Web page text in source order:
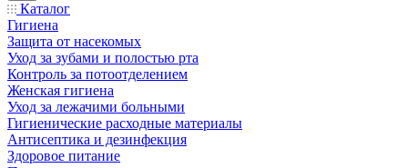
Каталог
Гигиена
Защита от насекомых
Уход за зубами и полостью рта
Контроль за потоотделением
Женская гигиена
Уход за лежачими больными
Гигиенические расходные материалы
Антисептика и дезинфекция
Здоровое питание